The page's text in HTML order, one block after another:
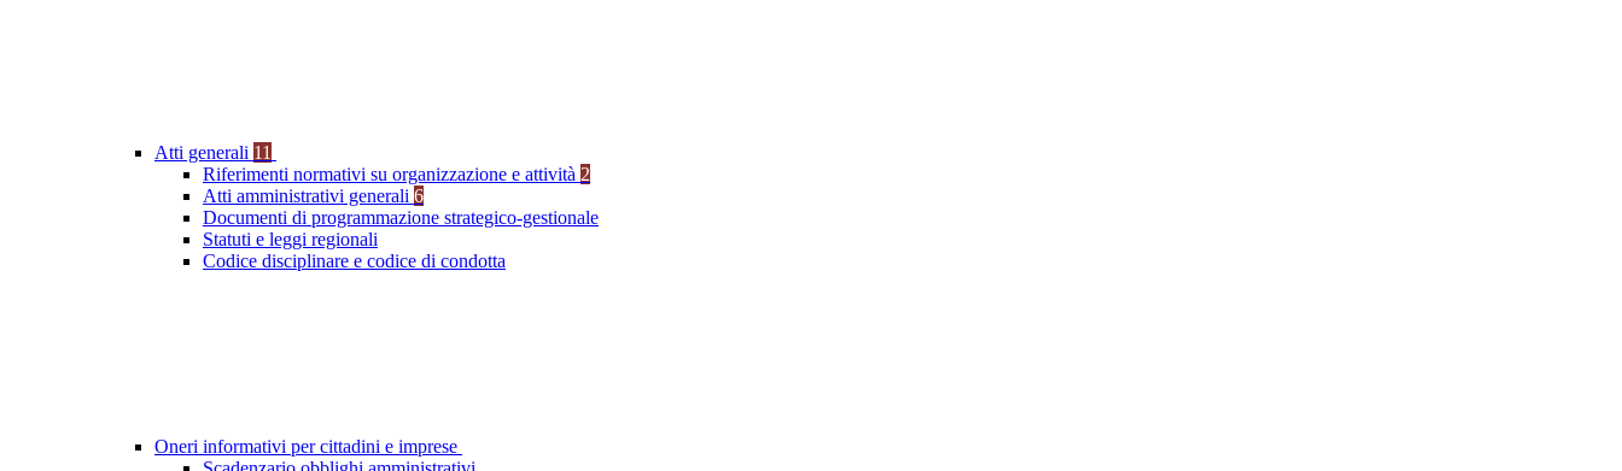
Atti generali 11
Riferimenti normativi su organizzazione e attività 2
Atti amministrativi generali 6
Documenti di programmazione strategico-gestionale
Statuti e leggi regionali
Codice disciplinare e codice di condotta
Oneri informativi per cittadini e imprese